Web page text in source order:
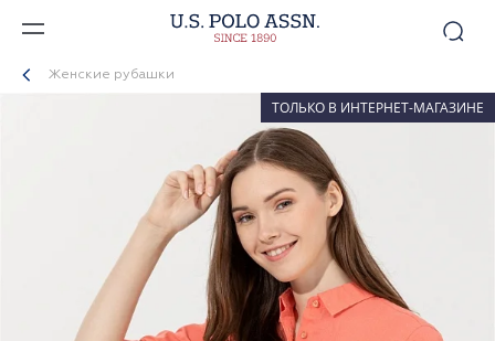
Женские рубашки
ТОЛЬКО В ИНТЕРНЕТ-МАГАЗИНЕ